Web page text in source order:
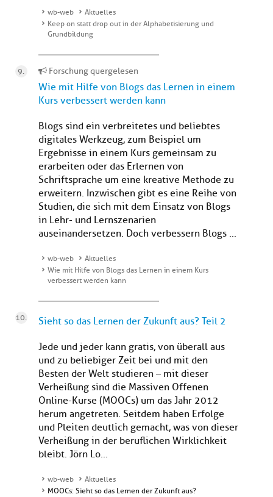
wb-web
Aktuelles
Keep on statt drop out in der Alphabetisierung und
Grundbildung
Forschung quergelesen
Wie mit Hilfe von Blogs das Lernen in einem
Kurs verbessert werden kann
Blogs sind ein verbreitetes und beliebtes
digitales Werkzeug, zum Beispiel um
Ergebnisse in einem Kurs gemeinsam zu
erarbeiten oder das Erlernen von
Schriftsprache um eine kreative Methode zu
erweitern. Inzwischen gibt es eine Reihe von
Studien, die sich mit dem Einsatz von Blogs
in Lehr- und Lernszenarien
auseinandersetzen. Doch verbessern Blogs ...
wb-web
Aktuelles
Wie mit Hilfe von Blogs das Lernen in einem Kurs
verbessert werden kann
Sieht so das Lernen der Zukunft aus? Teil 2
Jede und jeder kann gratis, von überall aus
und zu beliebiger Zeit bei und mit den
Besten der Welt studieren – mit dieser
Verheißung sind die Massiven Offenen
Online-Kurse (MOOCs) um das Jahr 2012
herum angetreten. Seitdem haben Erfolge
und Pleiten deutlich gemacht, was von dieser
Verheißung in der beruflichen Wirklichkeit
bleibt. Jörn Lo...
wb-web
Aktuelles
MOOCs: Sieht so das Lernen der Zukunft aus?